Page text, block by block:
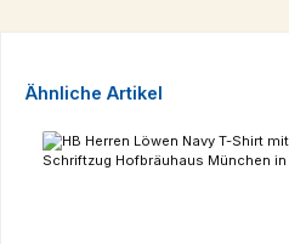
Produktgalerie überspringen
Ähnliche Artikel